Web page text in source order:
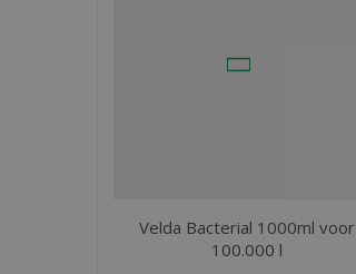
Velda Bacterial 1000ml voor
100.000 l